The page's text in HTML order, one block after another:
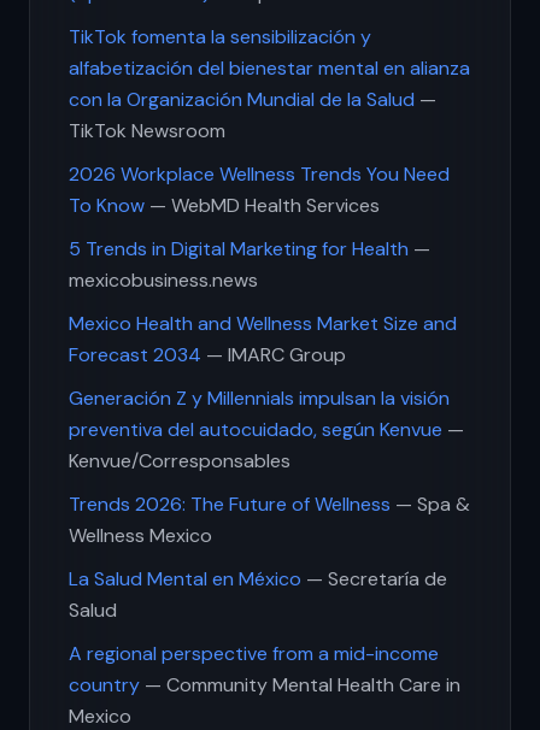
TikTok fomenta la sensibilización y
alfabetización del bienestar mental en alianza
con la Organización Mundial de la Salud —
TikTok Newsroom
2026 Workplace Wellness Trends You Need
To Know — WebMD Health Services
5 Trends in Digital Marketing for Health —
mexicobusiness.news
Mexico Health and Wellness Market Size and
Forecast 2034 — IMARC Group
Generación Z y Millennials impulsan la visión
preventiva del autocuidado, según Kenvue —
Kenvue/Corresponsables
Trends 2026: The Future of Wellness — Spa &
Wellness Mexico
La Salud Mental en México — Secretaría de
Salud
A regional perspective from a mid-income
country — Community Mental Health Care in
Mexico